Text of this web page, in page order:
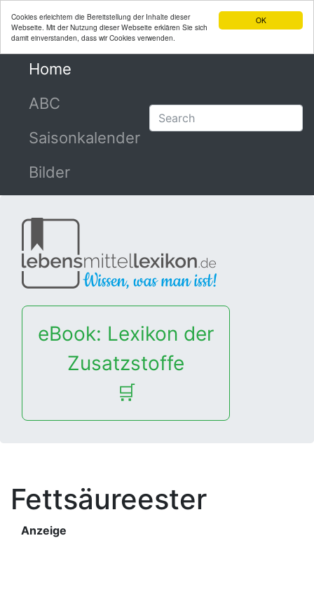
OK
Cookies erleichtern die Bereitstellung der Inhalte dieser
Webseite. Mit der Nutzung dieser Webseite erklären Sie sich
damit einverstanden, dass wir Cookies verwenden.
Home
ABC
Saisonkalender
Bilder
eBook: Lexikon der
Zusatzstoffe
🛒
Fettsäureester
Anzeige